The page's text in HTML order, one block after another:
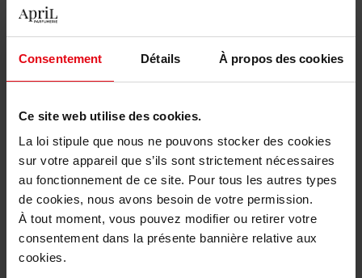
Consentement Détails À propos des cookies
Ce site web utilise des cookies.
La loi stipule que nous ne pouvons stocker des cookies
sur votre appareil que s’ils sont strictement nécessaires
au fonctionnement de ce site. Pour tous les autres types
de cookies, nous avons besoin de votre permission.
À tout moment, vous pouvez modifier ou retirer votre
consentement dans la présente bannière relative aux
cookies.
Ajouter
Retour gratuit dans votre magasin
Description
Caractéristiques